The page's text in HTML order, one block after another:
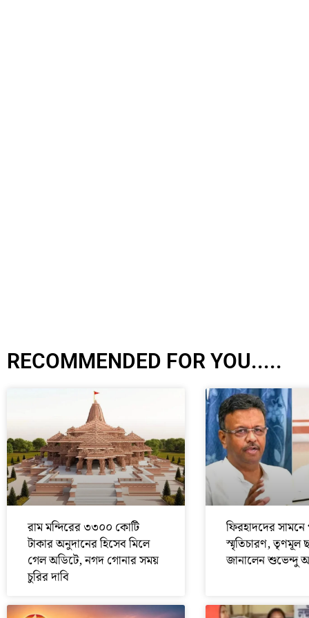
RECOMMENDED FOR YOU.....
রাম মন্দিরের ৩৩০০ কোটি
টাকার অনুদানের হিসেব মিলে
গেল অডিটে, নগদ গোনার সময়
চুরির দাবি
ফিরহাদদের
স্মৃতিচারণ, তৃণমূল
জানালেন শুভেন্দু